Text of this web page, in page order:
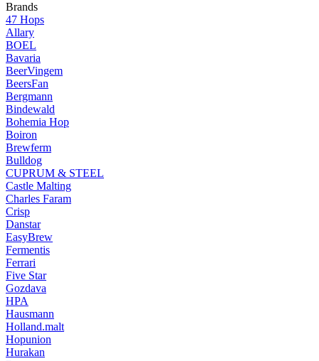
Brands
47 Hops
Allary
BOEL
Bavaria
BeerVingem
BeersFan
Bergmann
Bindewald
Bohemia Hop
Boiron
Brewferm
Bulldog
CUPRUM & STEEL
Castle Malting
Charles Faram
Crisp
Danstar
EasyBrew
Fermentis
Ferrari
Five Star
Gozdava
HPA
Hausmann
Holland.malt
Hopunion
Hurakan